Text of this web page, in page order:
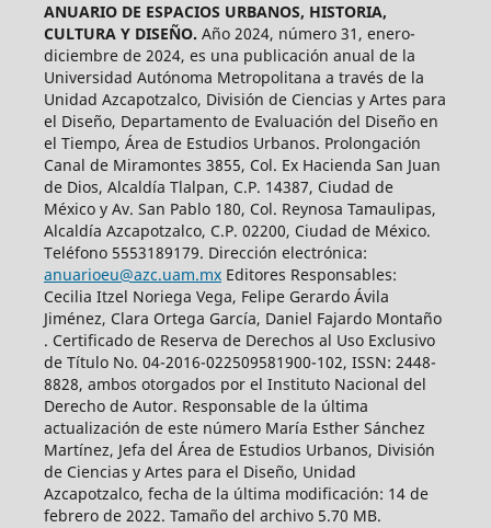
ANUARIO DE ESPACIOS URBANOS, HISTORIA,
CULTURA Y DISEÑO. Año 2024, número 31, enero-
diciembre de 2024, es una publicación anual de la
Universidad Autónoma Metropolitana a través de la
Unidad Azcapotzalco, División de Ciencias y Artes para
el Diseño, Departamento de Evaluación del Diseño en
el Tiempo, Área de Estudios Urbanos. Prolongación
Canal de Miramontes 3855, Col. Ex Hacienda San Juan
de Dios, Alcaldía Tlalpan, C.P. 14387, Ciudad de
México y Av. San Pablo 180, Col. Reynosa Tamaulipas,
Alcaldía Azcapotzalco, C.P. 02200, Ciudad de México.
Teléfono 5553189179. Dirección electrónica:
anuarioeu@azc.uam.mxEditores Responsables:
Cecilia Itzel Noriega Vega, Felipe Gerardo Ávila
Jiménez, Clara Ortega García, Daniel Fajardo Montaño
. Certificado de Reserva de Derechos al Uso Exclusivo
de Título No. 04-2016-022509581900-102, ISSN: 2448-
8828, ambos otorgados por el Instituto Nacional del
Derecho de Autor. Responsable de la última
actualización de este número María Esther Sánchez
Martínez, Jefa del Área de Estudios Urbanos, División
de Ciencias y Artes para el Diseño, Unidad
Azcapotzalco, fecha de la última modificación: 14 de
febrero de 2022. Tamaño del archivo 5.70 MB.